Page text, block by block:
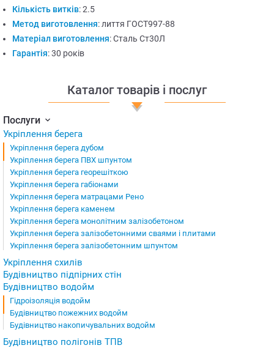
Кількість витків:2.5
Метод виготовлення: лиття ГОСТ997-88
Матеріал виготовлення:Сталь Ст30Л
Гарантія:30 років
Каталог товарів і послуг
Послуги
Укріплення берега
Укріплення берега дубом
Укріплення берега ПВХ шпунтом
Укріплення берега георешіткою
Укріплення берега габіонами
Укріплення берега матрацами Рено
Укріплення берега каменем
Укріплення берега монолітним залізобетоном
Укріплення берега залізобетонними сваями і плитами
Укріплення берега залізобетонним шпунтом
Укріплення схилів
Будівництво підпірних стін
Будівництво водойм
Гідроізоляція водойм
Будівництво пожежних водойм
Будівництво накопичувальних водойм
Будівництво полігонів ТПВ